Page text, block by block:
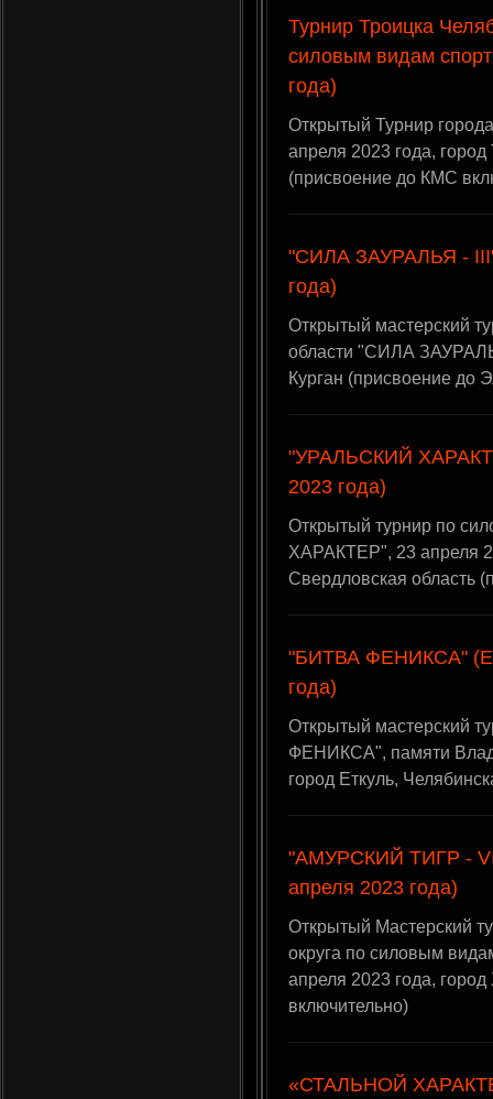
Турнир Троицка
силовым видам
года)
Открытый Турнир
апреля 2023 года,
(присвоение до КМС
"СИЛА ЗАУРАЛЬЯ - III"
года)
Открытый мастерский
области "СИЛА
Курган (присвоение до
"УРАЛЬСКИЙ
2023 года)
Открытый турнир по
ХАРАКТЕР", 23 апреля
Свердловская область
"БИТВА ФЕНИКСА"
года)
Открытый мастерский
ФЕНИКСА", памяти
город Еткуль,
"АМУРСКИЙ ТИГР -
апреля 2023 года)
Открытый Мастерский
округа по силовым
апреля 2023 года,
включительно)
«СТАЛЬНОЙ